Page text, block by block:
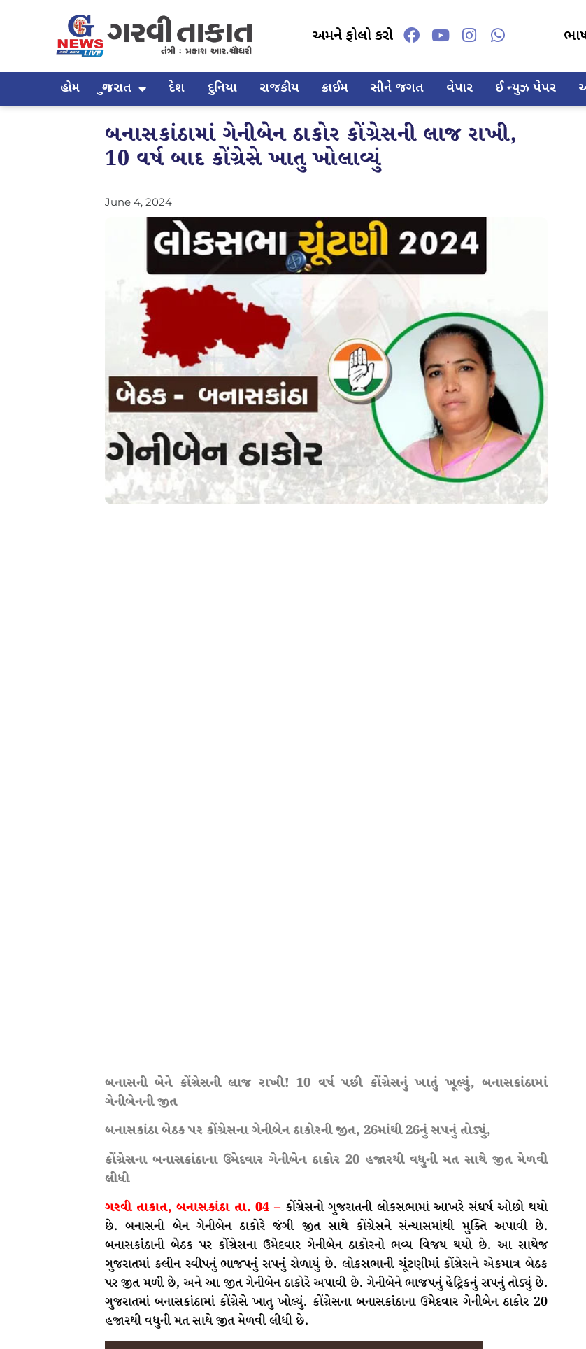
અમને ફોલો કરો
હોમ ગુજરાત દેશ દુનિયા રાજકીય ક્રાઈમ સીને જગત વેપાર ઈ ન્યુઝ પેપર
બનાસકાંઠામાં ગેનીબેન ઠાકોર કોંગ્રેસની લાજ રાખી,
10 વર્ષ બાદ કોંગ્રેસે ખાતુ ખોલાવ્યું
June 4, 2024
બનાસની બેને કોંગ્રેસની લાજ રાખી! 10 વર્ષ પછી કોંગ્રેસનું ખાતું ખૂલ્યું, બનાસકાંઠામાં
ગેનીબેનની જીત
બનાસકાંઠા બેઠક પર કોંગ્રેસના ગેનીબેન ઠાકોરની જીત, 26માંથી 26નું સપનું તોડ્યું,
કોંગ્રેસના બનાસકાંઠાના ઉમેદવાર ગેનીબેન ઠાકોર 20 હજારથી વધુની મત સાથે જીત મેળવી
લીધી
ગરવી તાકાત, બનાસકાંઠા તા. 04 – કોંગ્રેસનો ગુજરાતની લોકસભામાં આખરે સંઘર્ષ ઓછો થયો
છે. બનાસની બેન ગેનીબેન ઠાકોરે જંગી જીત સાથે કોંગ્રેસને સંન્યાસમાંથી મુક્તિ અપાવી છે.
બનાસકાંઠાની બેઠક પર કોંગ્રેસના ઉમેદવાર ગેનીબેન ઠાકોરનો ભવ્ય વિજય થયો છે. આ સાથેજ
ગુજરાતમાં ક્લીન સ્વીપનું ભાજપનું સપનું રોળાયું છે. લોકસભાની ચૂંટણીમાં કોંગ્રેસને એકમાત્ર બેઠક
પર જીત મળી છે, અને આ જીત ગેનીબેન ઠાકોરે અપાવી છે. ગેનીબેને ભાજપનું હેટ્રિકનું સપનું તોડ્યું છે.
ગુજરાતમાં બનાસકાંઠામાં કોંગ્રેસે ખાતુ ખોલ્યું. કોંગ્રેસના બનાસકાંઠાના ઉમેદવાર ગેનીબેન ઠાકોર 20
હજારથી વધુની મત સાથે જીત મેળવી લીધી છે.